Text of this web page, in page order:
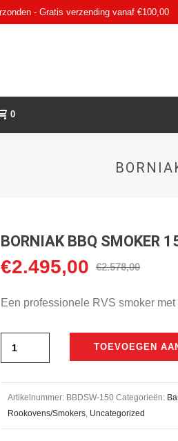
- Gratis verzending vanaf €100,00
0
BORNIAK BBQ SMOKER
€2.578,00
Oorspronkelijke
was:
€2.495,00 Huidige
is:
Een professionele RVS smoker
TOEVOEGEN
Artikelnummer: BBDSW-150 Categorieën:
Rookovens/Smokers, Uncategorized